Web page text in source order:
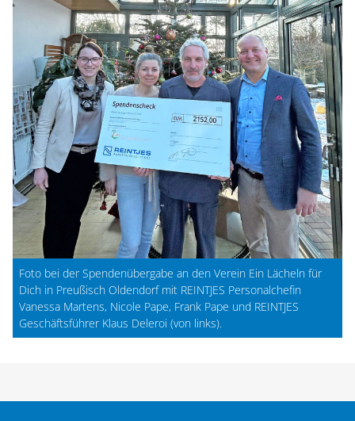
Foto bei der Spendenübergabe an den Verein Ein Lächeln für
Dich in Preußisch Oldendorf mit REINTJES Personalchefin
Vanessa Martens, Nicole Pape, Frank Pape und REINTJES
Geschäftsführer Klaus Deleroi (von links).